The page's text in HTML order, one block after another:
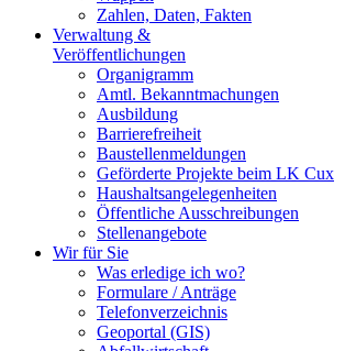
Zahlen, Daten, Fakten
Verwaltung &
Veröffentlichungen
Organigramm
Amtl. Bekanntmachungen
Ausbildung
Barrierefreiheit
Baustellenmeldungen
Geförderte Projekte beim LK Cux
Haushaltsangelegenheiten
Öffentliche Ausschreibungen
Stellenangebote
Wir für Sie
Was erledige ich wo?
Formulare / Anträge
Telefonverzeichnis
Geoportal (GIS)